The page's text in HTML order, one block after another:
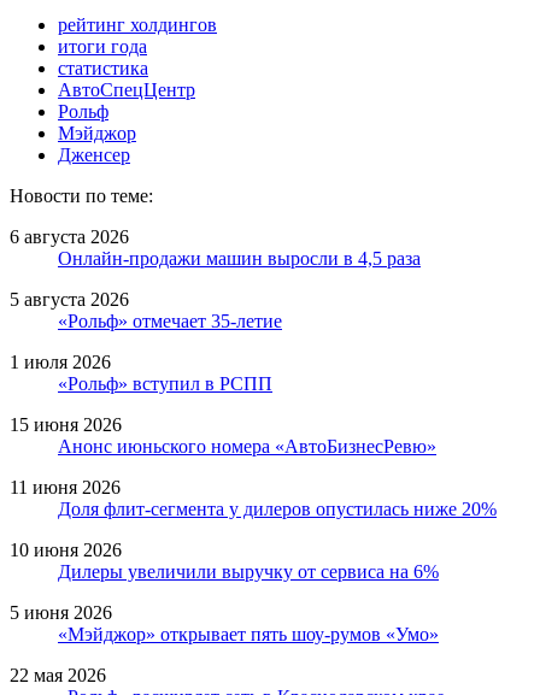
рейтинг холдингов
итоги года
статистика
АвтоСпецЦентр
Рольф
Мэйджор
Дженсер
Новости по теме:
6 августа 2026
Онлайн-продажи машин выросли в 4,5 раза
5 августа 2026
«Рольф» отмечает 35-летие
1 июля 2026
«Рольф» вступил в РСПП
15 июня 2026
Анонс июньского номера «АвтоБизнесРевю»
11 июня 2026
Доля флит-сегмента у дилеров опустилась ниже 20%
10 июня 2026
Дилеры увеличили выручку от сервиса на 6%
5 июня 2026
«Мэйджор» открывает пять шоу-румов «Умо»
22 мая 2026